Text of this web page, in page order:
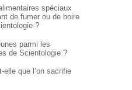
spéciaux
de fumer ou de boire
?
parmi les
de Scientologie ?
elle que l’on sacrifie